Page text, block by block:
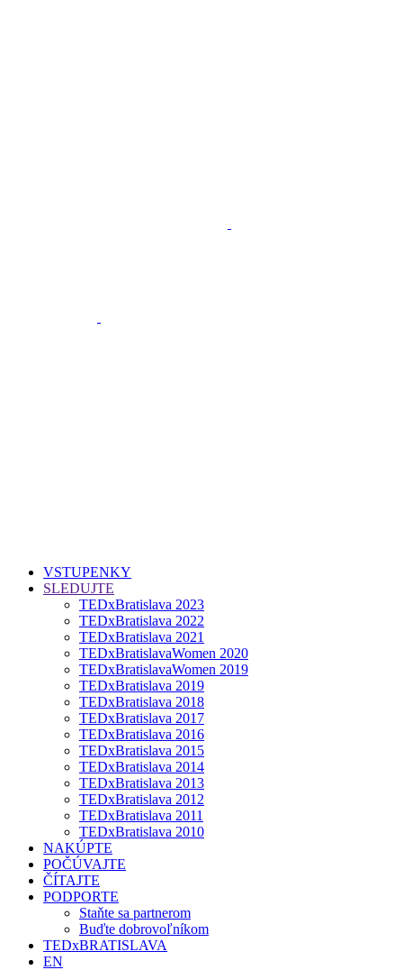
VSTUPENKY
SLEDUJTE
TEDxBratislava 2023
TEDxBratislava 2022
TEDxBratislava 2021
TEDxBratislavaWomen 2020
TEDxBratislavaWomen 2019
TEDxBratislava 2019
TEDxBratislava 2018
TEDxBratislava 2017
TEDxBratislava 2016
TEDxBratislava 2015
TEDxBratislava 2014
TEDxBratislava 2013
TEDxBratislava 2012
TEDxBratislava 2011
TEDxBratislava 2010
NAKÚPTE
POČÚVAJTE
ČÍTAJTE
PODPORTE
Staňte sa partnerom
Buďte dobrovoľníkom
TEDxBRATISLAVA
EN